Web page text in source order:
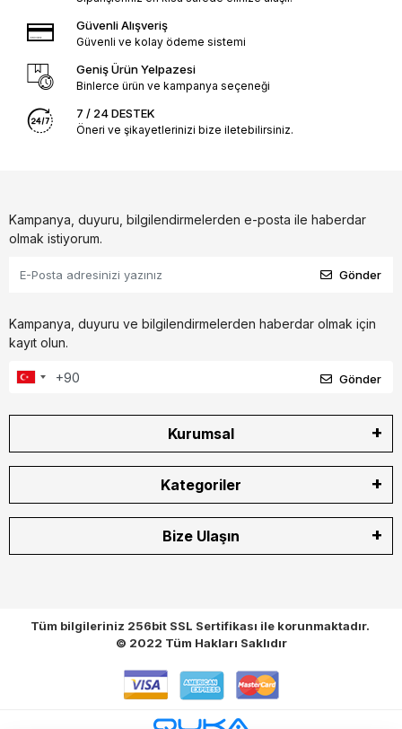
Güvenli Alışveriş
Güvenli ve kolay ödeme sistemi
Geniş Ürün Yelpazesi
Binlerce ürün ve kampanya seçeneği
7 / 24 DESTEK
Öneri ve şikayetlerinizi bize iletebilirsiniz.
Kampanya, duyuru, bilgilendirmelerden e-posta ile haberdar
olmak istiyorum.
Gönder
Kampanya, duyuru ve bilgilendirmelerden haberdar olmak için
kayıt olun.
Gönder
Kurumsal
Kategoriler
Bize Ulaşın
Tüm bilgileriniz 256bit SSL Sertifikası ile korunmaktadır.
© 2022 Tüm Hakları Saklıdır